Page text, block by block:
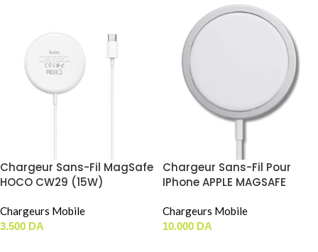
Chargeur Sans-Fil MagSafe
HOCO CW29 (15W)
Chargeurs Mobile
3.500 DA
Chargeur Sans-Fil Pour
IPhone APPLE MAGSAFE
Chargeurs Mobile
10.000 DA